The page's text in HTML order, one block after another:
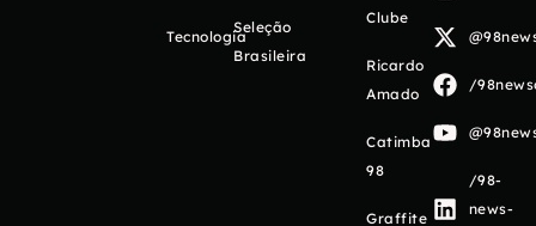
Tecnologia
Seleção
Brasileira
Clube
Ricardo
Amado
Catimba
98
Graffite
/
/98-
news-